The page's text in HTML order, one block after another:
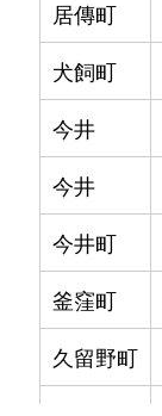
野原西
野原西
野原西
居傳町
犬飼町
今井
今井
今井町
釜窪町
久留野町